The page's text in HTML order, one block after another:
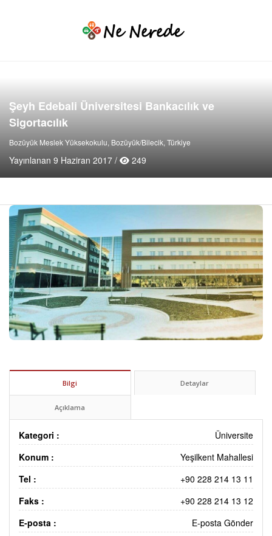
Şeyh Edebali Üniversitesi Bankacılık ve
Sigortacılık
Bozüyük Meslek Yüksekokulu, Bozüyük/Bilecik, Türkiye
Yayınlanan 9 Haziran 2017 / 249
Bilgi Detaylar
Açıklama
Kategori :
Üniversite
Konum :
Yeşilkent Mahallesi
Tel :
+90 228 214 13 11
Faks :
+90 228 214 13 12
E-posta :
E-posta Gönder